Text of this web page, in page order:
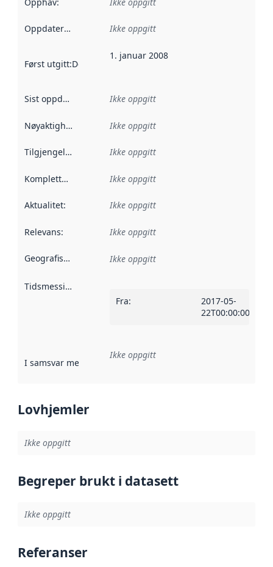
Oppdateringsfrekvens :
Ikke oppgitt
Først utgitt:Denne datoen sier når dataene i dette
1. januar 2008
Sist oppdatert Ikke oppgitt
Nøyaktighet Ikke oppgitt
Tilgjengelighet Ikke oppgitt
Kompletthet Ikke oppgitt
Aktualitet: Ikke oppgitt
Relevans: Ikke oppgitt
Geografisk avgrensning :
Ikke oppgitt
Tidsmessig avgrensning
Fra:
2017-05-
22T00:00:00Z
I samsvar med Referanse til en implementasjonsregel
Ikke oppgitt
Lovhjemler
Ikke oppgitt
Begreper brukt i datasett
Ikke oppgitt
Referanser